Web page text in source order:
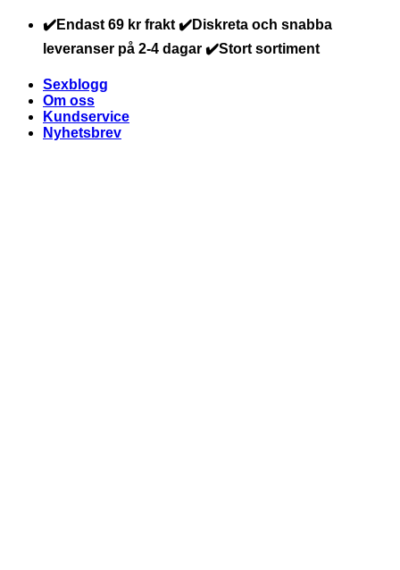
Skip
content
✔️Endast 69 kr frakt ✔️Diskreta och snabba
leveranser på 2-4 dagar ✔️Stort sortiment
Sexblogg
Om oss
Kundservice
Nyhetsbrev